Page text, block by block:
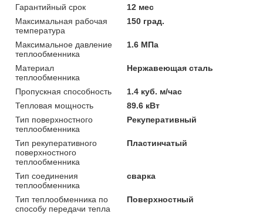
Гарантийный срок
12 мес
Максимальная рабочая
температура
150 град.
Максимальное давление
теплообменника
1.6 МПа
Материал
теплообменника
Нержавеющая сталь
Пропускная способность
1.4 куб. м/час
Тепловая мощность
89.6 кВт
Тип поверхностного
теплообменника
Рекуперативный
Тип рекуперативного
поверхностного
теплообменника
Пластинчатый
Тип соединения
теплообменника
сварка
Тип теплообменника по
способу передачи тепла
Поверхностный